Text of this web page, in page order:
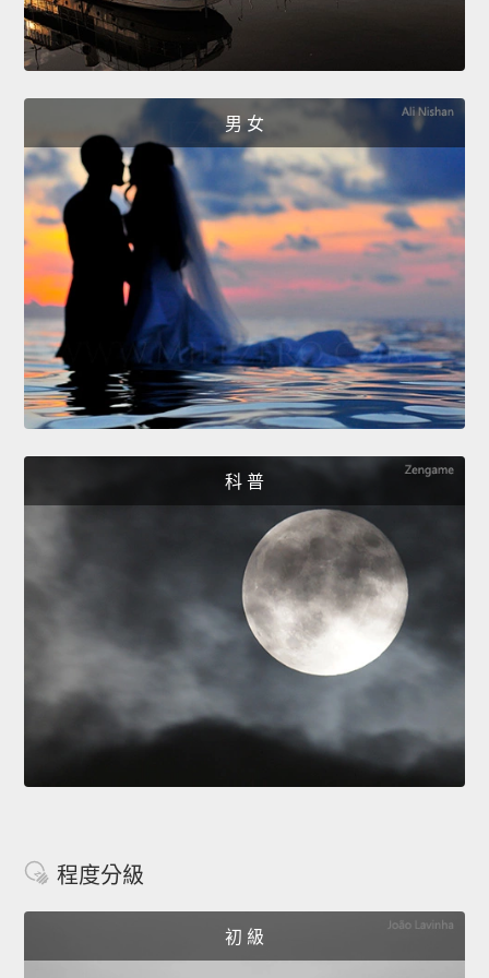
男 女
科 普
程度分級
初 級